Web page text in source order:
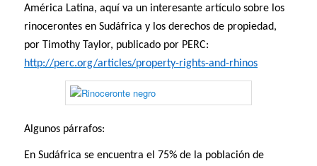
América Latina, aquí va un interesante artículo sobre los
rinocerontes en Sudáfrica y los derechos de propiedad,
por Timothy Taylor, publicado por PERC:
http://perc.org/articles/property-rights-and-rhinos
Algunos párrafos:
En Sudáfrica se encuentra el 75% de la población de